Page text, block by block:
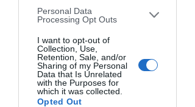
downstream participants. This
information may also be disclosed by us
to third parties on theIAB’s List of
Downstream Participantsthat may
further disclose it to other third parties.
Personal Data
Processing Opt Outs
I want to opt-out of
Collection, Use,
Retention, Sale, and/or
Sharing of my Personal
Data that Is Unrelated
with the Purposes for
which it was collected.
Opted Out
Caricamento video in corso...